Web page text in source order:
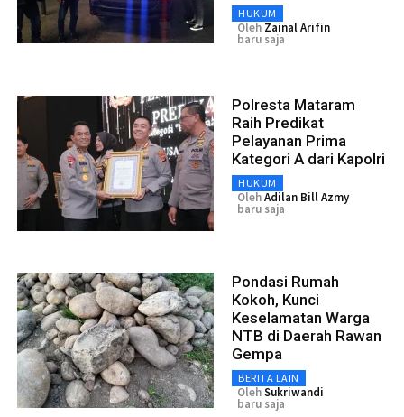
HUKUM
Oleh Zainal Arifin
baru saja
Polresta Mataram
Raih Predikat
Pelayanan Prima
Kategori A dari Kapolri
HUKUM
OlehAdilan Bill Azmy
baru saja
Pondasi Rumah
Kokoh, Kunci
Keselamatan Warga
NTB di Daerah Rawan
Gempa
BERITA LAIN
OlehSukriwandi
baru saja